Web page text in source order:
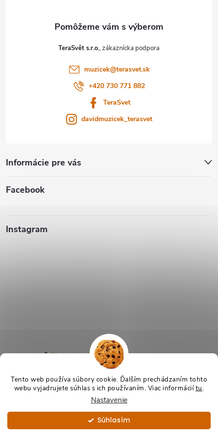
Tento web používa súbory cookie. Ďalším prechádzaním tohto
webu vyjadrujete súhlas s ich používaním. Viac informáciítu.
Nastavenie
Súhlasím
TeraSvět s.r.o.
muzicek@terasvet.sk
+420 730 771 882
TeraSvet
davidmuzicek_terasvet
Informácie pre vás
Facebook
Instagram
Sledovať na Instagrame
Copyright 2026TeraSvet.sk. Všetky práva vyhradené.